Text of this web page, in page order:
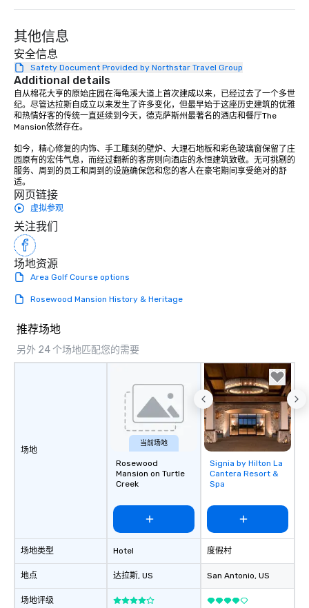
其他信息
安全信息
Safety Document Provided by Northstar Travel Group
Additional details
自从棉花大亨的原始庄园在海龟溪大道上首次建成以来，已经过去了一个多世
纪。尽管达拉斯自成立以来发生了许多变化，但最早始于这座历史建筑的优雅
和热情好客的传统一直延续到今天，德克萨斯州最著名的酒店和餐厅The
Mansion依然存在。
如今，精心修复的内饰、手工雕刻的壁炉、大理石地板和彩色玻璃窗保留了庄
园原有的宏伟气息，而经过翻新的客房则向酒店的永恒建筑致敬。无可挑剔的
服务、周到的员工和周到的设施确保您和您的客人在豪宅期间享受绝对的舒
适。
网页链接
虚拟参观
关注我们
场地资源
Area Golf Course options
Rosewood Mansion History & Heritage
推荐场地
另外 24 个场地匹配您的需要
场地
场地类型
地点
场地评级
当前场地
Rosewood
Mansion on Turtle
Creek
Hotel
达拉斯, US
Removed from
favorites
Signia by Hilton La
Cantera Resort &
Spa
度假村
San Antonio, US